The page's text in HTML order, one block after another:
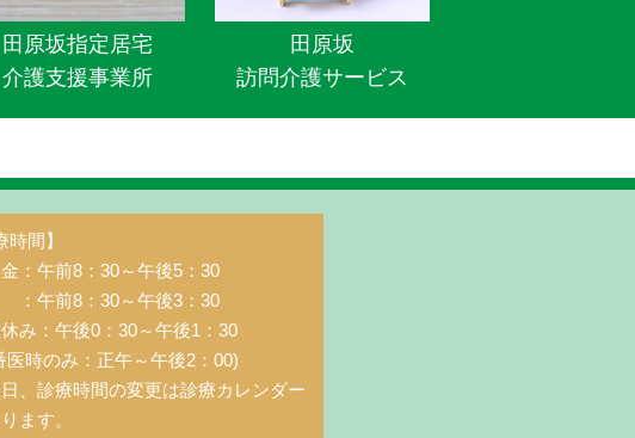
田原坂指定居宅
介護支援事業所
田原坂
訪問介護サービス
時間】
金：午前8：30～午後5：30
午前8：30～午後3：30
み：午後0：30～午後1：30
医時のみ：正午～午後2：00)
、診療時間の変更は診療カレンダー
ます。